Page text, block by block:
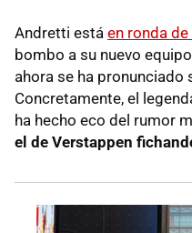
Andretti está en ronda
bombo a su nuevo
ahora se ha pronunciado
Concretamente, el
ha hecho eco del rumor
el de Verstappen